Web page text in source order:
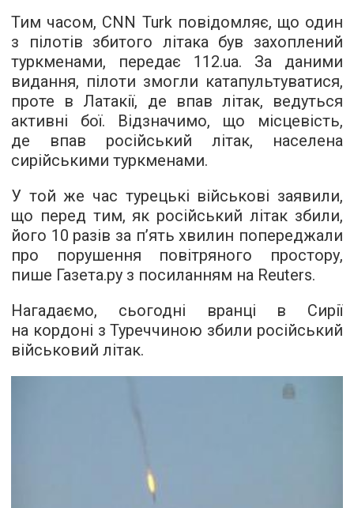
Тим часом, CNN Turk повідомляє, що один
з пілотів збитого літака був захоплений
туркменами, передає 112.ua. За даними
видання, пілоти змогли катапультуватися,
проте в Латакії, де впав літак, ведуться
активні бої. Відзначимо, що місцевість,
де впав російський літак, населена
сирійськими туркменами.
У той же час турецькі військові заявили,
що перед тим, як російський літак збили,
його 10 разів за п’ять хвилин попереджали
про порушення повітряного простору,
пише Газета.ру з посиланням на Reuters.
Нагадаємо, сьогодні вранці в Сирії
на кордоні з Туреччиною збили російський
військовий літак.